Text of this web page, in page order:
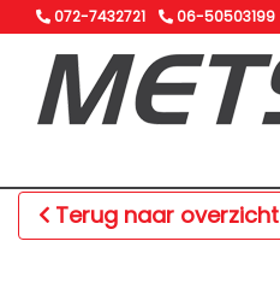
072-7432721 06-50503199
Terug naar overzicht